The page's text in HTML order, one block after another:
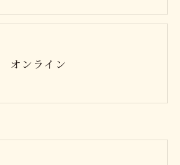
オンライン